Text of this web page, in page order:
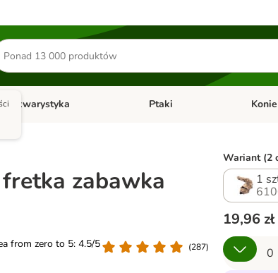
menu kategorii: Małe zwierzęta
Akwarystyka Otwórz menu kategorii:
Ptaki Konie
zabawka
from zero to 5: 4.5/5
(287)
Wariant (2
1
19,96 zł